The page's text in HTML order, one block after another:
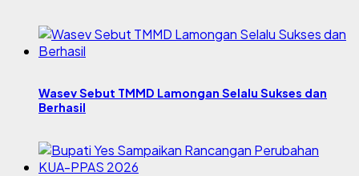
Wasev Sebut TMMD Lamongan Selalu Sukses dan
Berhasil